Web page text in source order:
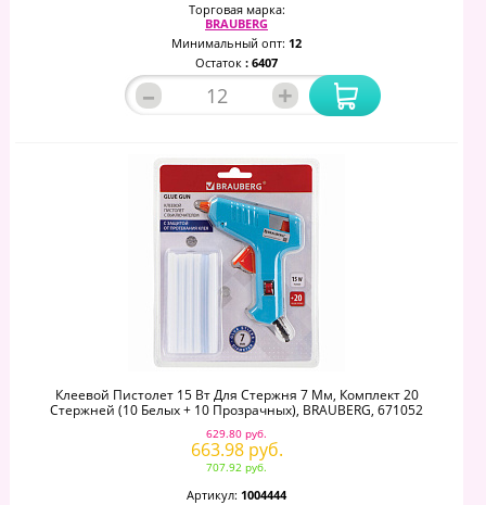
Торговая марка:
BRAUBERG
Минимальный опт: 12
Остаток : 6407
– +
Клеевой Пистолет 15 Вт Для Стержня 7 Мм, Комплект 20
Стержней (10 Белых + 10 Прозрачных), BRAUBERG, 671052
629.80 руб.
663.98 руб.
707.92 руб.
Артикул: 1004444